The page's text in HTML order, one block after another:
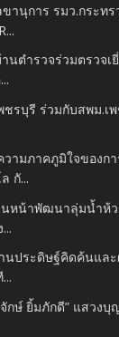
ขานุการ รมว.กระทร
นตำรวจร่วมตรวจเ
ชรบุรี ร่วมกับสพม.เ
วามภาคภูมิใจของก
กั...
นหน้าพัฒนาลุ่มน้ำห้ว
นประดิษฐ์คิดค้นแล
จักษ์ ยิ้มภักดี” แสวง